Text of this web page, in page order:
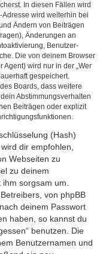
In diesen Fällen wird
wird weiterhin bei
Ändern von Beiträgen
Änderungen an
Benutzer-
Die von deinem Browser
wird nur in der „Wer
gespeichert.
Boards, dass weitere
Abstimmungsverhalten
Beiträgen oder explizit
(Hash)
dir empfohlen,
Webseiten zu
zu deinem
sorgsam um.
von phpBB
deinem Passwort
haben, so kannst du
benutzen. Die
Benutzernamen und